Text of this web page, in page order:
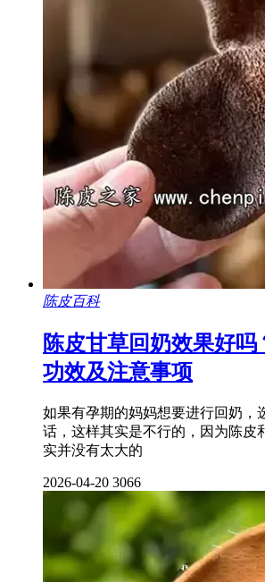
陈皮百科
陈皮甘草回奶效果好吗
功效及注意事项
如果有孕期的妈妈想要进行回奶，
话，这样其实是不行的，因为陈皮
实并没有太大的
2026-04-20 3066